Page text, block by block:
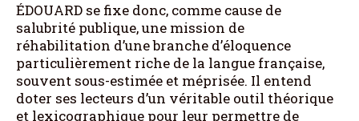
ÉDOUARD se fixe donc, comme cause de
salubrité publique, une mission de
réhabilitation d’une branche d’éloquence
particulièrement riche de la langue française,
souvent sous-estimée et méprisée. Il entend
doter ses lecteurs d’un véritable outil théorique
et lexicographique pour leur permettre de